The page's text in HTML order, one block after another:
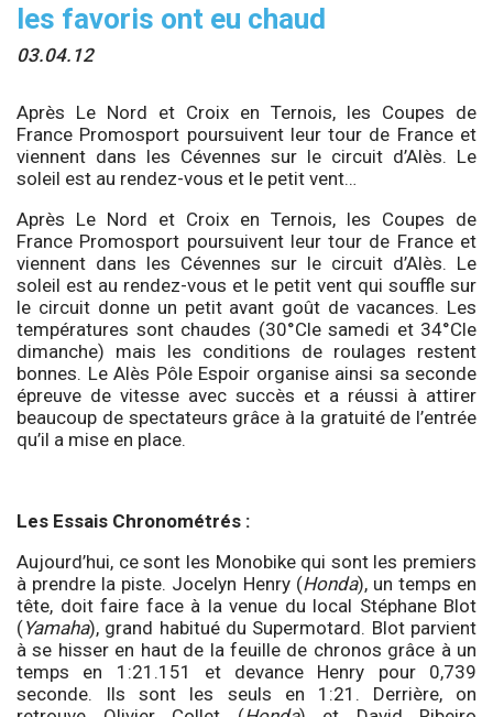
les favoris ont eu chaud
03.04.12
Après Le Nord et Croix en Ternois, les Coupes de
France Promosport poursuivent leur tour de France et
viennent dans les Cévennes sur le circuit d’Alès. Le
soleil est au rendez-vous et le petit vent…
Après Le Nord et Croix en Ternois, les Coupes de
France Promosport poursuivent leur tour de France et
viennent dans les Cévennes sur le circuit d’Alès. Le
soleil est au rendez-vous et le petit vent qui souffle sur
le circuit donne un petit avant goût de vacances. Les
températures sont chaudes (30°Cle samedi et 34°Cle
dimanche) mais les conditions de roulages restent
bonnes. Le Alès Pôle Espoir organise ainsi sa seconde
épreuve de vitesse avec succès et a réussi à attirer
beaucoup de spectateurs grâce à la gratuité de l’entrée
qu’il a mise en place.
Les Essais Chronométrés :
Aujourd’hui, ce sont les Monobike qui sont les premiers
à prendre la piste. Jocelyn Henry (Honda), un temps en
tête, doit faire face à la venue du local Stéphane Blot
(Yamaha), grand habitué du Supermotard. Blot parvient
à se hisser en haut de la feuille de chronos grâce à un
temps en 1:21.151 et devance Henry pour 0,739
seconde. Ils sont les seuls en 1:21. Derrière, on